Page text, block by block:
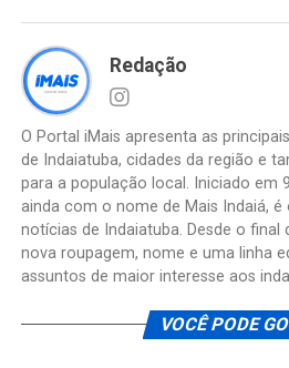
Redação
O Portal iMais apresenta as
de Indaiatuba, cidades da região e
para a população local. Iniciado em
ainda com o nome de Mais Indaiá,
notícias de Indaiatuba. Desde o final
nova roupagem, nome e uma linha
assuntos de maior interesse aos
VOCÊ PODE